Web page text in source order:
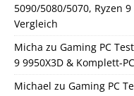
5090/5080/5070, Ryzen
Vergleich
Micha zu Gaming PC
9 9950X3D & Komplett-
Michael zu Gaming PC